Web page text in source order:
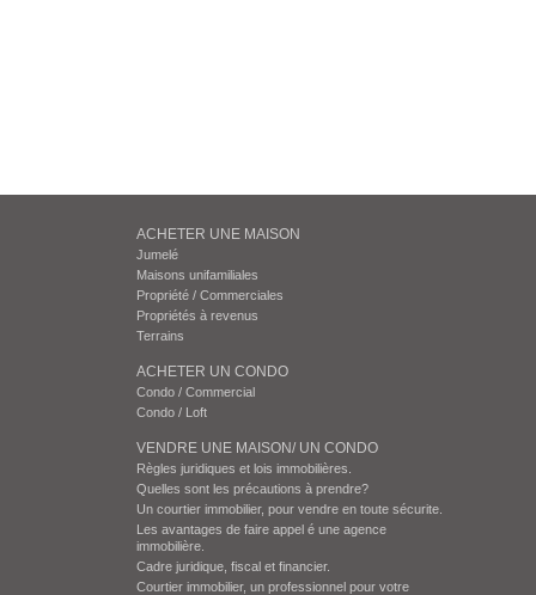
ACHETER UNE MAISON
Jumelé
Maisons unifamiliales
Propriété / Commerciales
Propriétés à revenus
Terrains
ACHETER UN CONDO
Condo / Commercial
Condo / Loft
VENDRE UNE MAISON/ UN CONDO
Règles juridiques et lois immobilières.
Quelles sont les précautions à prendre?
Un courtier immobilier, pour vendre en toute sécurite.
Les avantages de faire appel é une agence
immobilière.
Cadre juridique, fiscal et financier.
Courtier immobilier, un professionnel pour votre